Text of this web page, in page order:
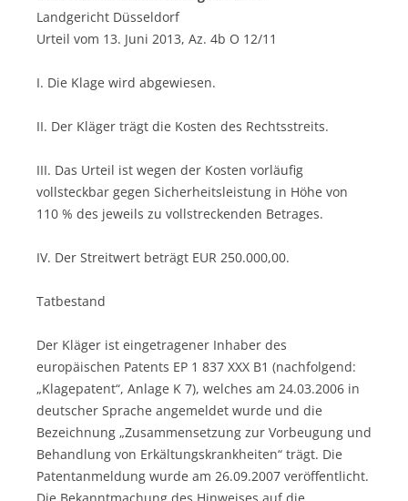
Landgericht Düsseldorf
Urteil vom 13. Juni 2013, Az. 4b O 12/11
I. Die Klage wird abgewiesen.
II. Der Kläger trägt die Kosten des Rechtsstreits.
III. Das Urteil ist wegen der Kosten vorläufig
vollsteckbar gegen Sicherheitsleistung in Höhe von
110 % des jeweils zu vollstreckenden Betrages.
IV. Der Streitwert beträgt EUR 250.000,00.
Tatbestand
Der Kläger ist eingetragener Inhaber des
europäischen Patents EP 1 837 XXX B1 (nachfolgend:
„Klagepatent“, Anlage K 7), welches am 24.03.2006 in
deutscher Sprache angemeldet wurde und die
Bezeichnung „Zusammensetzung zur Vorbeugung und
Behandlung von Erkältungskrankheiten“ trägt. Die
Patentanmeldung wurde am 26.09.2007 veröffentlicht.
Die Bekanntmachung des Hinweises auf die